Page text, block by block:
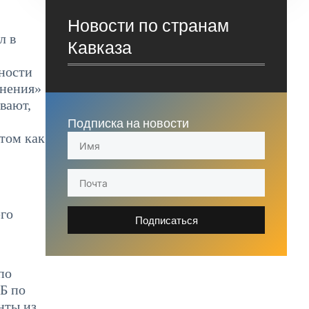
в
как
по
Новости по странам
Кавказа
Подписка на новости
Подписаться